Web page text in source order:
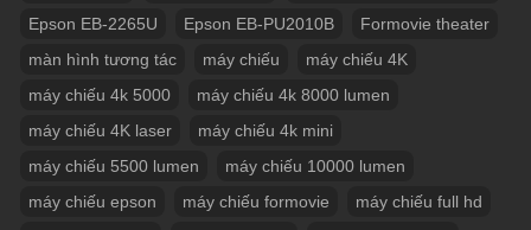
Epson EB-2265U
Epson EB-PU2010B
Formovie theater
màn hình tương tác
máy chiếu
máy chiếu 4K
máy chiếu 4k 5000
máy chiếu 4k 8000 lumen
máy chiếu 4K laser
máy chiếu 4k mini
máy chiếu 5500 lumen
máy chiếu 10000 lumen
máy chiếu epson
máy chiếu formovie
máy chiếu full hd